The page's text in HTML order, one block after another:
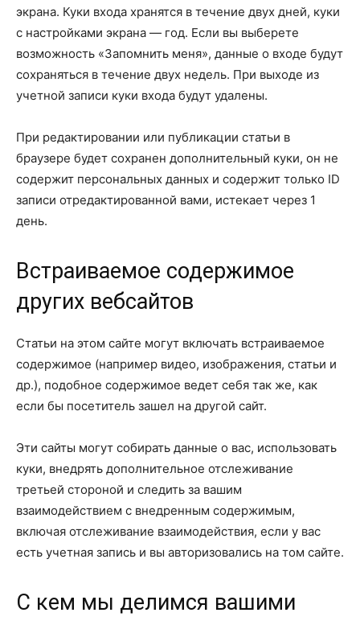
экрана. Куки входа хранятся в течение двух дней, куки
с настройками экрана — год. Если вы выберете
возможность «Запомнить меня», данные о входе будут
сохраняться в течение двух недель. При выходе из
учетной записи куки входа будут удалены.
При редактировании или публикации статьи в
браузере будет сохранен дополнительный куки, он не
содержит персональных данных и содержит только ID
записи отредактированной вами, истекает через 1
день.
Встраиваемое содержимое
других вебсайтов
Статьи на этом сайте могут включать встраиваемое
содержимое (например видео, изображения, статьи и
др.), подобное содержимое ведет себя так же, как
если бы посетитель зашел на другой сайт.
Эти сайты могут собирать данные о вас, использовать
куки, внедрять дополнительное отслеживание
третьей стороной и следить за вашим
взаимодействием с внедренным содержимым,
включая отслеживание взаимодействия, если у вас
есть учетная запись и вы авторизовались на том сайте.
С кем мы делимся вашими